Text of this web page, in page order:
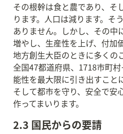
その根幹は食と農であり、そ
ります。人口は減ります。そ
ありません。しかし、その中
増やし、生産性を上げ、付加
地方創生大臣のときに多くの
全国47都道府県、1718市町
能性を最大限に引き出すこと
そして都市を守り、安全で安
作ってまいります。
2.3 国民からの要請